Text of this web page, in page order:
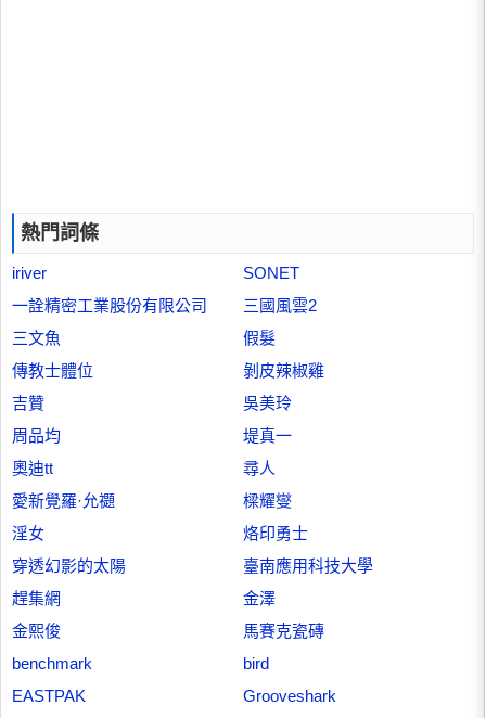
熱門詞條
iriver
SONET
一詮精密工業股份有限公司
三國風雲2
三文魚
假髮
傳教士體位
剝皮辣椒雞
吉贊
吳美玲
周品均
堤真一
奧迪tt
尋人
愛新覺羅·允禵
樑耀燮
淫女
烙印勇士
穿透幻影的太陽
臺南應用科技大學
趕集網
金澤
金熙俊
馬賽克瓷磚
benchmark
bird
EASTPAK
Grooveshark